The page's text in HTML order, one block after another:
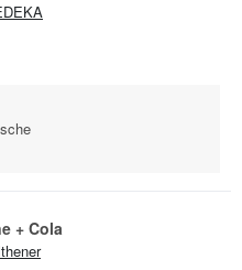
+ Cola